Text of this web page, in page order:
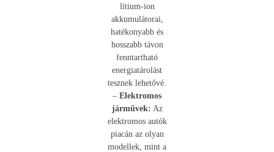
lítium-ion
akkumulátorai,
hatékonyabb és
hosszabb távon
fenntartható
energiatárolást
tesznek lehetővé.
– Elektromos
járművek: Az
elektromos autók
piacán az olyan
modellek, mint a